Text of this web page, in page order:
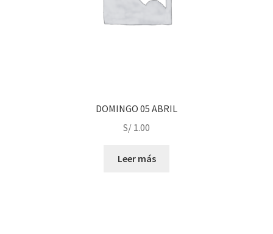
DOMINGO 05 ABRIL
S/ 1.00
Leer más